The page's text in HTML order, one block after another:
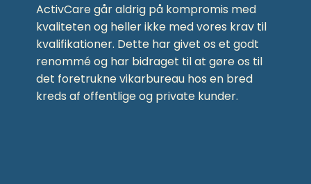
ActivCare går aldrig på kompromis med
kvaliteten og heller ikke med vores krav til
kvalifikationer. Dette har givet os et godt
renommé og har bidraget til at gøre os til
det foretrukne vikarbureau hos en bred
kreds af offentlige og private kunder.